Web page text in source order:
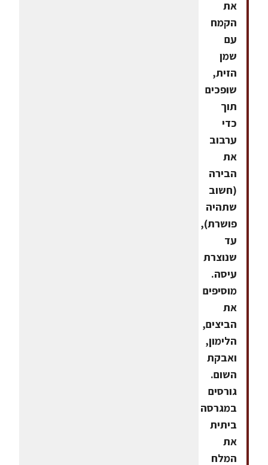
את
הקמח
עם
שמן
הזית,
שופכים
תוך
כדי
ערבוב
את
הבירה
(חשוב
שתהיה
פושרת),
עד
שנוצרת
עיסה.
מוסיפים
את
הביצים,
הלימון,
ואבקת
השום.
גורסים
במגרסה
ביתית
את
המלח